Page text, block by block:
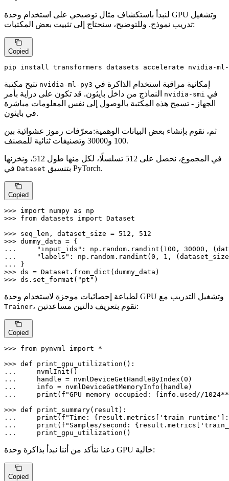
لنبدأ باستكشاف مثال توضيحي على استخدام وحدة GPU وتشغيل
تدريب نموذج. وللتوضيح، سنحتاج إلى تثبيت بعض المكتبات:
Copied
pip install transformers datasets accelerate nvidia-ml-
nvidia-ml-py3
nvidia-smi
الجهاز - تسمح هذه المكتبة بالوصول إلى نفس المعلومات مباشرة
في بايثون.
ثم، نقوم بإنشاء بعض البيانات الوهمية:معرّفات رموز عشوائية بين
100 و30000 وتصنيفات ثنائية للمصنف.
في المجموع، نحصل على 512 تسلسلًا، لكل منها طول 512، ونخزنها
Dataset بتنسيق PyTorch.
Copied
>>> import numpy as
>>> from datasets import Dataset
>>> seq_len, dataset_size = 512 , 512
>>>
...
"input_ids" : np.random.randint( 100 , 30000
...
"labels" : np.random.randint( 0 , 1
...
>>>
>>> ds.set_format( "pt" )
لطباعة إحصائيات موجزة لاستخدام وحدة GPU وتشغيل التدريب مع
Trainer ، نقوم بتعريف دالتين مساعدتين:
Copied
>>> from pynvml import *
>>> def print_gpu_utilization
...
...
    handle = nvmlDeviceGetHandleByIndex(
0
...
...
print ( f"GPU memory occupied: {info.used//1024**
>>> def print_summary( result
...
print ( f"Time: {result.metrics[ 'train_runtime'
]:
...
print ( f"Samples/second: {result.metrics[
...
    print_gpu_utilization()
دعنا نتأكد من أننا نبدأ بذاكرة وحدة GPU خالية:
Copied